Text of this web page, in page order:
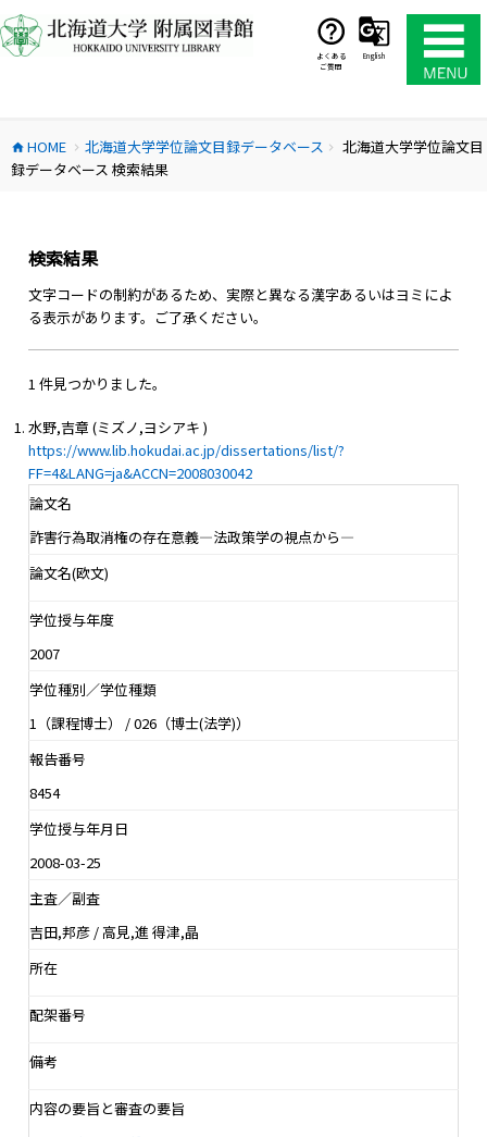
ン
テ
ス
キ
よくある
ご質問
English
home HOME chevron_right 北海道大学学位論文目録データベース chevron_right
北海道大学学位論文目
録データベース 検索結果
検索結果
文字コードの制約があるため、実際と異なる漢字あるいはヨミによ
る表示があります。ご了承ください。
1 件見つかりました。
水野,吉章 (ミズノ,ヨシアキ )
https://www.lib.hokudai.ac.jp/dissertations/list/?
FF=4&LANG=ja&ACCN=2008030042
論文名
詐害行為取消権の存在意義―法政策学の視点から―
論文名(欧文)
学位授与年度
2007
学位種別／学位種類
1（課程博士） / 026（博士(法学)）
報告番号
8454
学位授与年月日
2008-03-25
主査／副査
吉田,邦彦 / 高見,進 得津,晶
所在
配架番号
備考
内容の要旨と審査の要旨